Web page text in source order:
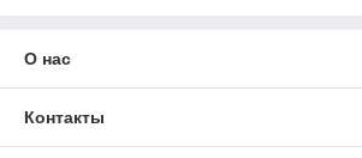
О нас
Контакты